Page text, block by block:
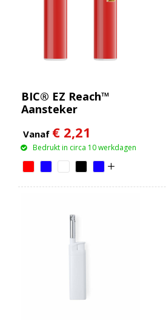
BIC® EZ Reach™
Aansteker
Vanaf € 2,21
Bedrukt in circa 10 werkdagen